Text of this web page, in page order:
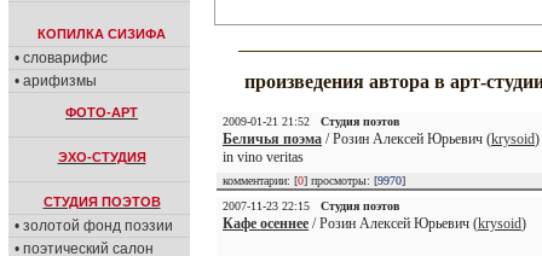
КОПИЛКА СИЗИФА
• словарифис
• арифизмы
ФОТО-АРТ
ЭХО-СТУДИЯ
СТУДИЯ ПОЭТОВ
• золотой фонд поэзии
• поэтический салон
произведения автора в арт-
2009-01-21 21:52 Студия поэтов
Беличья поэма / Розин Алексей Юрьевич (krysoid)
in vino veritas
комментарии: [0] просмотры: [9970]
2007-11-23 22:15
Студия поэтов
Кафе осеннее / Розин Алексей Юрьевич (krysoid)